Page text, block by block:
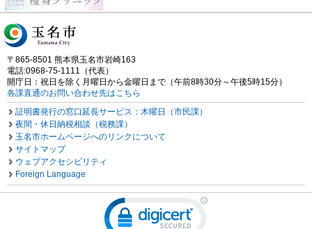
〒865-8501 熊本県玉名市岩崎163
電話:0968-75-1111（代表）
開庁日：祝日を除く月曜日から金曜日まで（午前8時30分～午後5時15分）
各課直通のお問い合わせ先はこちら
証明書発行の窓口延長サービス：木曜日（市民課）
夜間・休日納税相談（税務課）
玉名市ホームページへのリンクについて
サイトマップ
ウェブアクセシビリティ
Foreign Language